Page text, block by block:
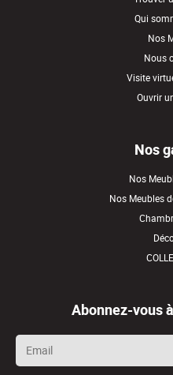
Qui
Nos
Nous
Visite
Ouvrir
Nos
Nos
Nos Meubles
Abonnez-vous
Email